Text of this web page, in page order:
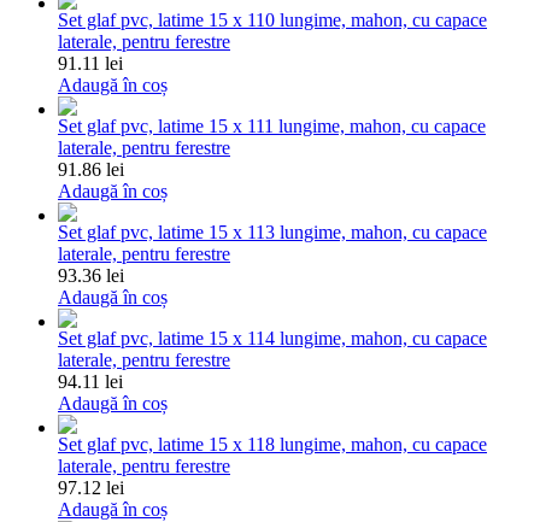
Set glaf pvc, latime 15 x 110 lungime, mahon, cu capace
laterale, pentru ferestre
91.11 lei
Adaugă în coș
Set glaf pvc, latime 15 x 111 lungime, mahon, cu capace
laterale, pentru ferestre
91.86 lei
Adaugă în coș
Set glaf pvc, latime 15 x 113 lungime, mahon, cu capace
laterale, pentru ferestre
93.36 lei
Adaugă în coș
Set glaf pvc, latime 15 x 114 lungime, mahon, cu capace
laterale, pentru ferestre
94.11 lei
Adaugă în coș
Set glaf pvc, latime 15 x 118 lungime, mahon, cu capace
laterale, pentru ferestre
97.12 lei
Adaugă în coș